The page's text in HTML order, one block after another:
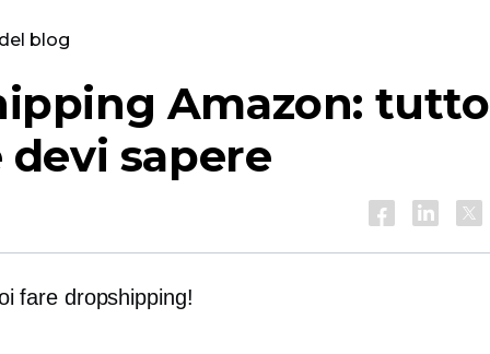
blog
Amazon: tutto
devi sapere
fare dropshipping!